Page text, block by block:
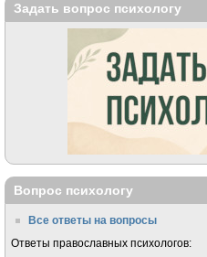
Задать вопрос психологу
Вопрос психологу
Все ответы на вопросы
Ответы православных психологов: